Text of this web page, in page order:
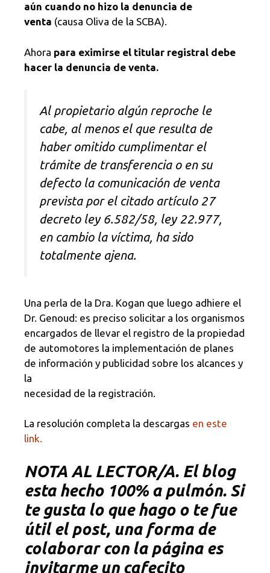
aún cuando no hizo la denuncia de
venta (causa Oliva de la SCBA).
Ahora para eximirse el titular registral debe
hacer la denuncia de venta.
Al propietario algún reproche le
cabe, al menos el que resulta de
haber omitido cumplimentar el
trámite de transferencia o en su
defecto la comunicación de venta
prevista por el citado artículo 27
decreto ley 6.582/58, ley 22.977,
en cambio la víctima, ha sido
totalmente ajena.
Una perla de la Dra. Kogan que luego adhiere el
Dr. Genoud: es preciso solicitar a los organismos
encargados de llevar el registro de la propiedad
de automotores la implementación de planes
de información y publicidad sobre los alcances y
la
necesidad de la registración.
La resolución completa la descargas en este
link.
NOTA AL LECTOR/A. El blog
esta hecho 100% a pulmón. Si
te gusta lo que hago o te fue
útil el post, una forma de
colaborar con la página es
invitarme un cafecito